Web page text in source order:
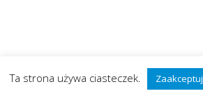
Ta strona używa ciasteczek. Zaakceptuj